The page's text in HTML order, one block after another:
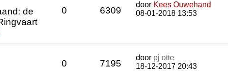
de
0 6309
door Kees Ouwehand
08-01-2018 13:53
0 7195
door pj otte
18-12-2017 20:43